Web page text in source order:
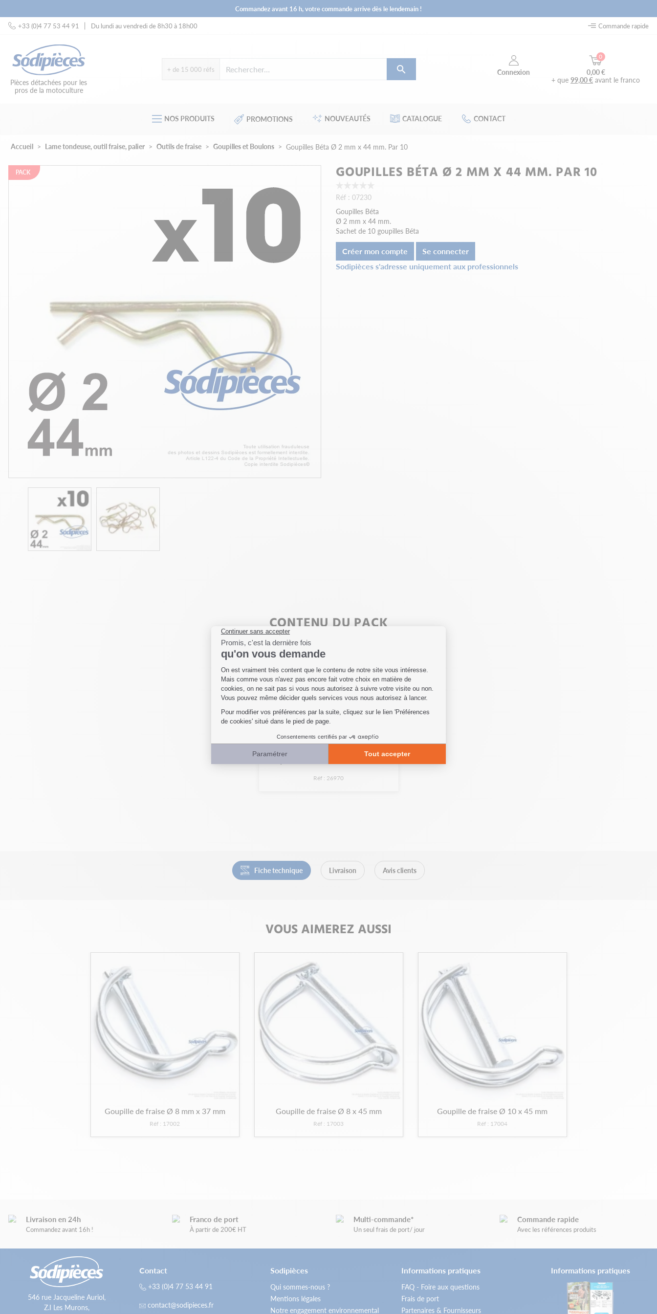
Commandez avant 16 h, votre commande arrive dès le lendemain !
+33 (0)4 77 53 44 91
Du lundi au vendredi de 8h30 à 18h00 Commande rapide
Pièces détachées pour les
pros de la motoculture
+ de 15 000 réfs  Connexion
0
0,00 €
+ que99,00 € avant le franco
NOS PRODUITS PROMOTIONS NOUVEAUTÉS CATALOGUE CONTACT
Accueil Lame tondeuse, outil fraise, palier Outils de fraise Goupilles et Boulons Goupilles Béta Ø 2 mm x 44 mm. Par 10
PACK GOUPILLES BÉTA Ø 2 MM X 44 MM. PAR 10
Réf : 07230
Goupilles Béta
Ø 2 mm x 44 mm.
Sachet de 10 goupilles Béta
Créer mon compte
Se connecter
Sodipièces s'adresse uniquement aux professionnels
CONTENU DU PACK
Goupille Béta Ø 2 x 44 mm
Réf : 26970
Fiche technique Livraison Avis clients
VOUS AIMEREZ AUSSI
Goupille de fraise Ø 8 mm x 37 mm
Réf : 17002
Goupille de fraise Ø 8 x 45 mm
Réf : 17003
Goupille de fraise Ø 10 x 45 mm
Réf : 17004
Livraison en 24h
Commandez avant 16h !
Franco de port
À partir de 200€ HT
Multi-commande*
Un seul frais de port/ jour
Commande rapide
Avec les références produits
546 rue Jacqueline Auriol,
Z.I Les Murons,
Contact
+33 (0)4 77 53 44 91
contact@sodipieces.fr
Sodipièces
Qui sommes-nous ?
Mentions légales
Notre engagement environnemental
Informations pratiques
FAQ - Foire aux questions
Frais de port
Partenaires & Fournisseurs
Informations pratiques